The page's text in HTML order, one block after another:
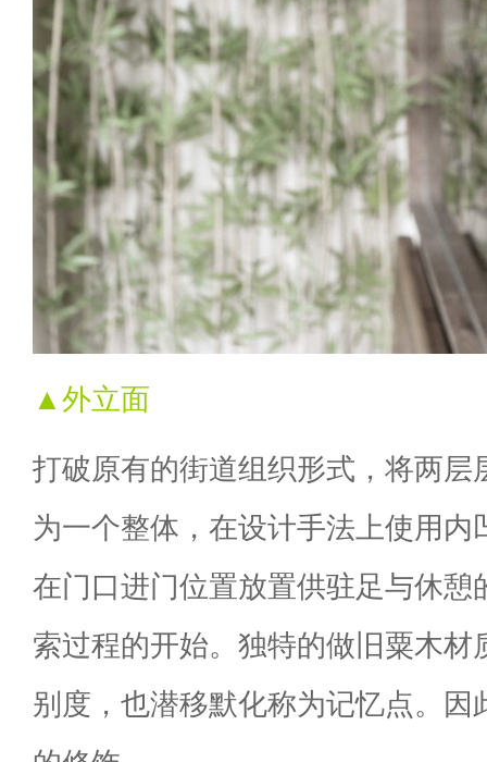
▲外立面
打破原有的街道组织形式，将两层
为一个整体，在设计手法上使用内
在门口进门位置放置供驻足与休憩
索过程的开始。独特的做旧粟木材
别度，也潜移默化称为记忆点。因